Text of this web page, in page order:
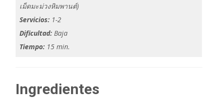
เม็ดมะม่วงหิมพานต์)
Servicios: 1-2
Dificultad: Baja
Tiempo: 15 min.
Ingredientes